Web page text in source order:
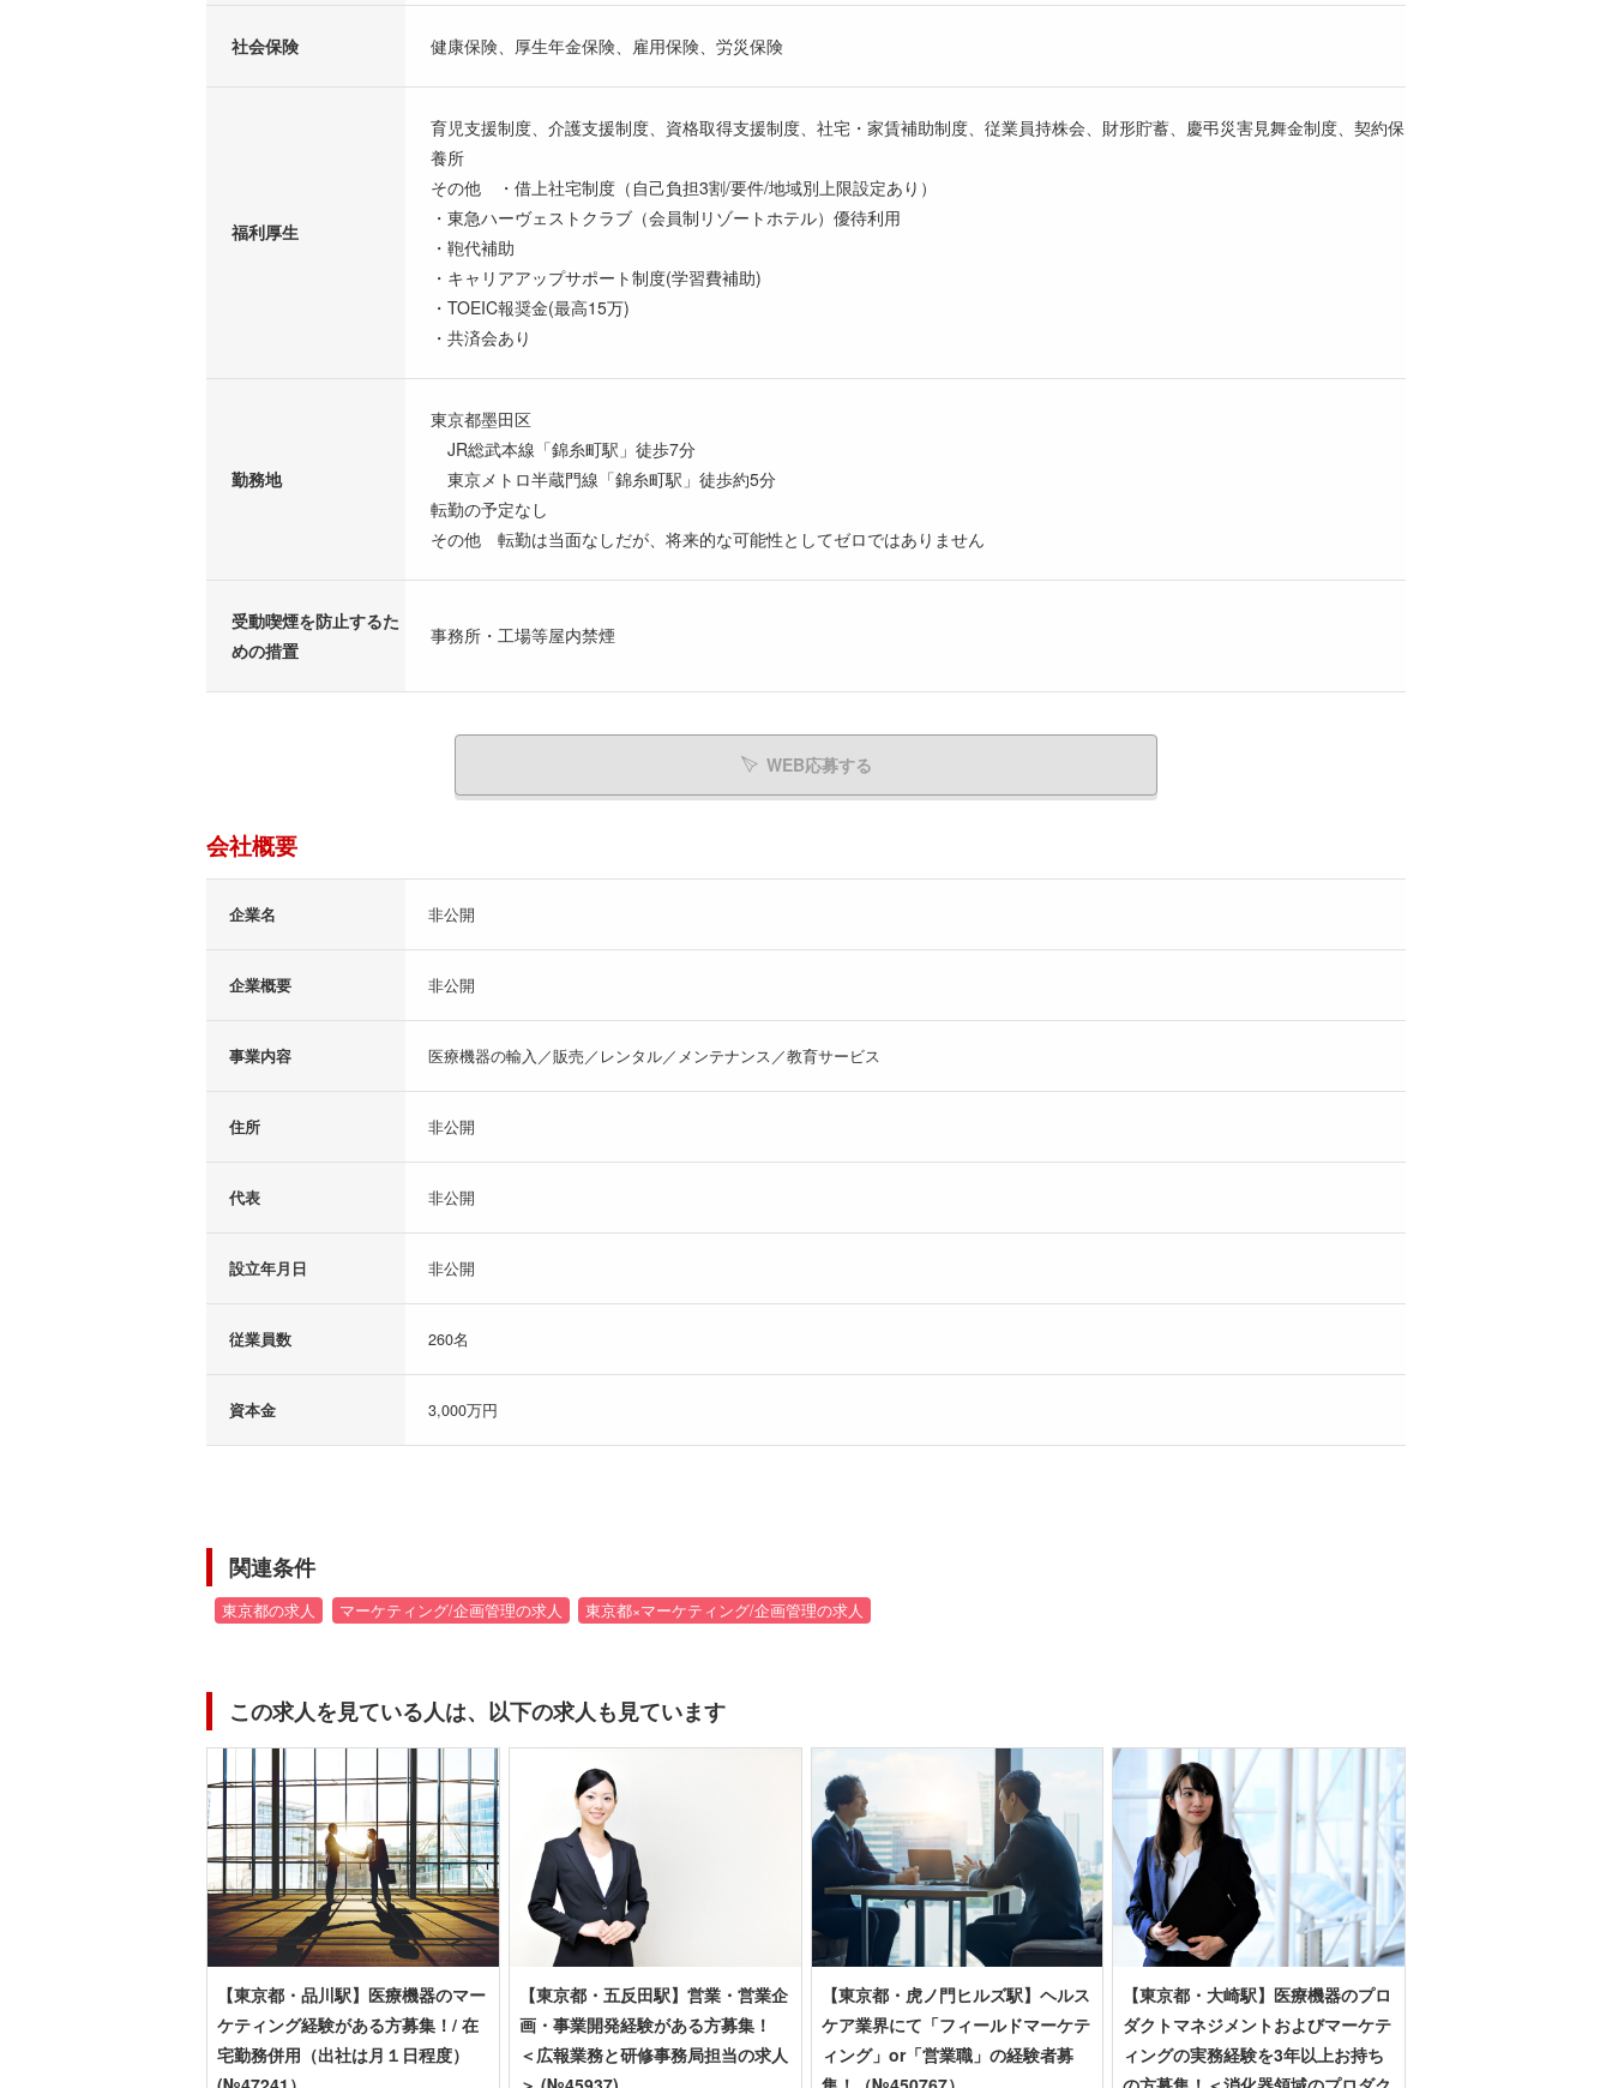
社会保険 健康保険、厚生年金保険、雇用保険、労災保険
福利厚生
育児支援制度、介護支援制度、資格取得支援制度、社宅・家賃補助制度、従業員持株会、財形貯蓄、慶弔災害見舞金制度、契約保
養所
その他 ・借上社宅制度（自己負担3割/要件/地域別上限設定あり）
・東急ハーヴェストクラブ（会員制リゾートホテル）優待利用
・鞄代補助
・キャリアアップサポート制度(学習費補助)
・TOEIC報奨金(最高15万)
・共済会あり
勤務地
東京都墨田区
JR総武本線「錦糸町駅」徒歩7分
東京メトロ半蔵門線「錦糸町駅」徒歩約5分
転勤の予定なし
その他 転勤は当面なしだが、将来的な可能性としてゼロではありません
受動喫煙を防止するた
めの措置
事務所・工場等屋内禁煙
WEB応募する
会社概要
企業名 非公開
企業概要 非公開
事業内容 医療機器の輸入／販売／レンタル／メンテナンス／教育サービス
住所 非公開
代表 非公開
設立年月日 非公開
従業員数 260名
資本金 3,000万円
関連条件
東京都の求人 マーケティング/企画管理の求人 東京都×マーケティング/企画管理の求人
この求人を見ている人は、以下の求人も見ています
【東京都・品川駅】医療機器のマー
ケティング経験がある方募集！/ 在
宅勤務併用（出社は月１日程度）
【東京都・五反田駅】営業・営業企
画・事業開発経験がある方募集！
＜広報業務と研修事務局担当の求人
【東京都・虎ノ門ヒルズ駅】ヘルス
ケア業界にて「フィールドマーケテ
ィング」or「営業職」の経験者募
【東京都・大崎駅】医療機器のプロ
ダクトマネジメントおよびマーケテ
ィングの実務経験を3年以上お持ち